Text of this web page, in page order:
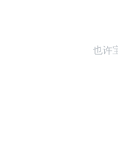
也许